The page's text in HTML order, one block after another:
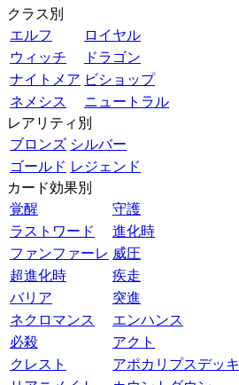
クラス別
エルフ
ロイヤル
ウィッチ
ドラゴン
ナイトメア ビショップ
ネメシス
ニュートラル
レアリティ別
ブロンズ シルバー
ゴールド レジェンド
カード効果別
覚醒
守護
ラストワード
進化時
ファンファーレ 威圧
超進化時
疾走
バリア
突進
ネクロマンス
エンハンス
必殺
アクト
クレスト
アポカリプスデッキ